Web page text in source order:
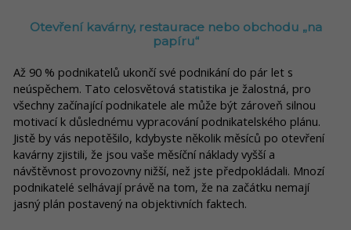
Otevření kavárny, restaurace nebo obchodu „na
papíru“
Až 90 % podnikatelů ukončí své podnikání do pár let s
neúspěchem. Tato celosvětová statistika je žalostná, pro
všechny začínající podnikatele ale může být zároveň silnou
motivací k důslednému vypracování podnikatelského plánu.
Jistě by vás nepotěšilo, kdybyste několik měsíců po otevření
kavárny zjistili, že jsou vaše měsíční náklady vyšší a
návštěvnost provozovny nižší, než jste předpokládali. Mnozí
podnikatelé selhávají právě na tom, že na začátku nemají
jasný plán postavený na objektivních faktech.